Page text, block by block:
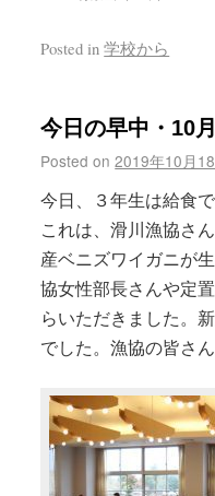
Posted in 学校から
今日の早中・10
Posted on 2019年10月
今日、３年生は給食
これは、滑川漁協さ
産ベニズワイガニが
協女性部長さんや定
らいただきました。
でした。漁協の皆さ